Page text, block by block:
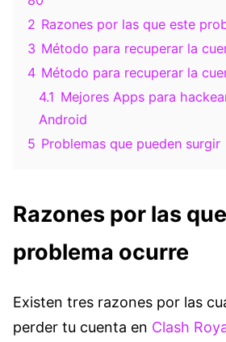
2 Razones por las que este
3 Método para recuperar la
4 Método para recuperar la
4.1 Mejores Apps para
Android
5 Problemas que pueden surgir
Razones por las
problema ocurre
Existen tres razones por las
perder tu cuenta en Clash